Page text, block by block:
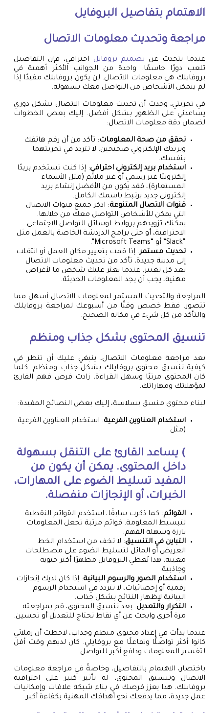
الاهتمام بتفاصيل البروفايل
مراجعة وتحديث معلومات الاتصال
عندما نتحدث عن تصميم بروفايل احترافي، فإن التفاصيل
تلعب دورًا حاسمًا. واحدة من الجوانب الأكثر أهمية في
بروفايلك هي معلومات الاتصال. لن يكون بروفايلك مفيدًا إذا
لم يتمكن الأشخاص من التواصل معك بسهولة.
في تجربتي، وجدت أن تحديث معلومات الاتصال بشكل دوري
يساعدني على الظهور بشكل أفضل. إليك بعض الخطوات
لضمان دقة معلومات الاتصال:
تحقق من صحة المعلومات: تأكد من أن رقم هاتفك
وبريدك الإلكتروني صحيحين. لا تتردد في تجربتهما
بنفسك.
استخدام بريد إلكتروني احترافي: إذا كنت تستخدم بريدًا
إلكترونيًا غير رسمي أو غير ملائم (مثل الأسماء
المستعارة)، فقد يكون من الأفضل إنشاء بريد
إلكتروني جديد يرتبط باسمك الكامل.
قنوات الاتصال المتنوعة: اذكر جميع قنوات الاتصال
التي يمكن للأشخاص التواصل معك من خلالها.
يمكنك تزويدهم بروابط لوسائل التواصل الاجتماعي
الاحترافية، أو حتى برامج الدردشة الخاصة بالعمل مثل
تحديث مستمر: إذا قمت بتغيير مكان العمل أو انتقلت
إلى مدينة جديدة، تأكد من تحديث معلومات الاتصال
بعد كل تغيير. عندما يعثر عليك شخص ما لأغراض
مهنية، يجب أن يجد المعلومات الحديثة.
المراجعة والتحديث المستمر لمعلومات الاتصال أسهل مما
تتصور. فقط خصص وقتًا من أسبوعك لمراجعة بروفايلك
والتأكد من كل شيء في مكانه الصحيح.
تنسيق المحتوى بشكل جذاب ومنظم
بعد مراجعة معلومات الاتصال، ينبغي عليك أن تنظر في
كيفية تنسيق محتوى بروفايلك بشكل جذاب ومنظم. كلما
كان المحتوى مرتبًا وسهل القراءة، زادت فرص فهم القارئ
لمؤهلاتك ومهاراتك.
لبناء محتوى منسق بسلاسة، إليك بعض النصائح المفيدة:
استخدام العناوين الفرعية: استخدام العناوين الفرعية
(مثل
) يساعد القارئ على التنقل بسهولة
داخل المحتوى. يمكن أن يكون من
المفيد تسليط الضوء على المهارات،
الخبرات، أو الإنجازات منفصلة.
القوائم: كما ذكرت سابقًا، استخدم القوائم النقطية
لتبسيط المعلومة. قوائم مرتبة تجعل المعلومات
بارزة وسهلة الفهم.
التباين في التنسيق: لا تخف من استخدام الخط
العريض أو المائل لتسليط الضوء على مصطلحات
معينة. هذا يُعطي البروفايل مظهرًا أكثر حيوية
وجاذبية.
استخدام الصور والرسوم البيانية: إذا كان لديك إنجازات
رقمية أو إحصائيات، لا تتردد في استخدام الرسوم
البيانية لإظهار النتائج بشكل جذاب.
التكرار والتعديل: بعد تنسيق المحتوى، قم بمراجعته
مرة أخرى وابحث عن أي نقاط تحتاج للتعديل أو تحسين.
عندما بدأت في إعداد محتوى منظم وجذاب، لاحظت أن زملائي
كانوا أكثر تواصلًا وتفاعلًا مع بروفايلي. كان لديهم وقت أقل
لتفسير المعلومات ودافع أكبر للتواصل.
باختصار، الاهتمام بالتفاصيل، وخاصةً في مراجعة معلومات
الاتصال وتنسيق المحتوى، له تأثير كبير على احترافية
بروفايلك. هذا يعزز فرصك في بناء شبكة علاقات وإمكانيات
عمل جديدة، مما يدفعك نحو أهدافك المهنية بكفاءة أكبر.